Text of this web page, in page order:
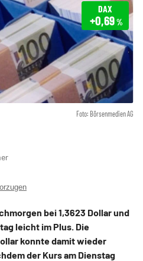
Foto: Börsenmedien AG
DAX
+0,69%
bei 1,3623 Dollar und
leicht im Plus. Die
konnte damit wieder
der Kurs am Dienstag